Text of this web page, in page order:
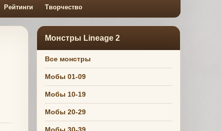
Рейтинги Творчество
Монстры Lineage 2
Все монстры
Мобы 01-09
Мобы 10-19
Мобы 20-29